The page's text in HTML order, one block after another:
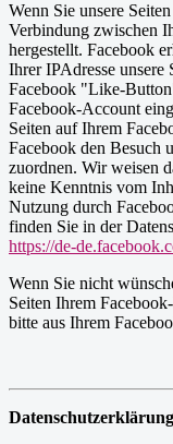
Wenn Sie unsere
Verbindung zwischen
hergestellt. Facebook
Ihrer IPAdresse unsere
Facebook "Like-
Facebook-Account
Seiten auf Ihrem
Facebook den Besuch
zuordnen. Wir weisen
keine Kenntnis vom
Nutzung durch
finden Sie in der
https://de-
Wenn Sie nicht
Seiten Ihrem
bitte aus Ihrem